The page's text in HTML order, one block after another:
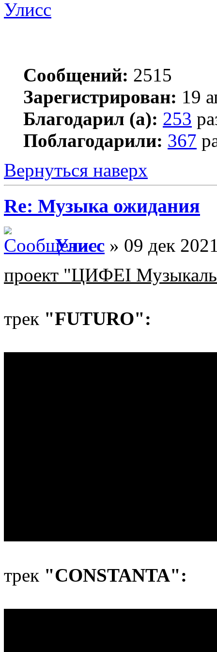
Улисс
Сообщений: 2515
Зарегистрирован: 19
Благодарил (а): 253
Поблагодарили: 367
Вернуться наверх
Re: Музыка ожидания
Улисс » 09 дек
проект "ЦИФЕI
трек "FUTURO":
трек "CONSTANTA":